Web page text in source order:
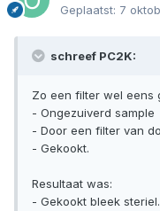
Geplaatst: 7
schreef PC2K:
Zo een filter wel eens
- Ongezuiverd sample
- Door een filter van
- Gekookt.
Resultaat was:
- Gekookt bleek steriel.